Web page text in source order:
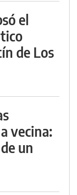
el
de Los
vecina:
un